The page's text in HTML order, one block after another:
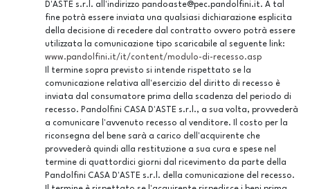
D'ASTE s.r.l. all'indirizzo pandoaste@pec.pandolfini.it. A tal
fine potrà essere inviata una qualsiasi dichiarazione esplicita
della decisione di recedere dal contratto ovvero potrà essere
utilizzata la comunicazione tipo scaricabile al seguente link:
www.pandolfini.it/it/content/modulo-di-recesso.asp
Il termine sopra previsto si intende rispettato se la
comunicazione relativa all'esercizio del diritto di recesso è
inviata dal consumatore prima della scadenza del periodo di
recesso. Pandolfini CASA D'ASTE s.r.l., a sua volta, provvederà
a comunicare l'avvenuto recesso al venditore. Il costo per la
riconsegna del bene sarà a carico dell'acquirente che
provvederà quindi alla restituzione a sua cura e spese nel
termine di quattordici giorni dal ricevimento da parte della
Pandolfini CASA D'ASTE s.r.l. della comunicazione del recesso.